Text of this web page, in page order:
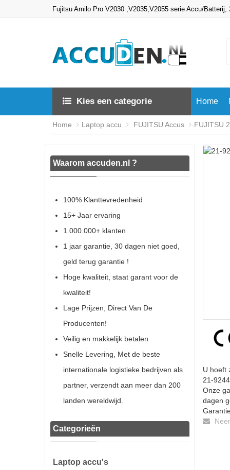
Fujitsu Amilo Pro V2030 ,V2035,V2055 serie Accu/Batterij,
Kies een categorie Home
Home Laptop accu FUJITSU Accus FUJITSU
Waarom accuden.nl ?
100% Klanttevredenheid
15+ Jaar ervaring
1.000.000+ klanten
1 jaar garantie, 30 dagen niet goed,
geld terug garantie !
Hoge kwaliteit, staat garant voor de
kwaliteit!
Lage Prijzen, Direct Van De
Producenten!
Veilig en makkelijk betalen
Snelle Levering, Met de beste
internationale logistieke bedrijven als
partner, verzendt aan meer dan 200
landen wereldwijd.
Categorieën
Laptop accu's
U hoeft
21-
Onze
dagen